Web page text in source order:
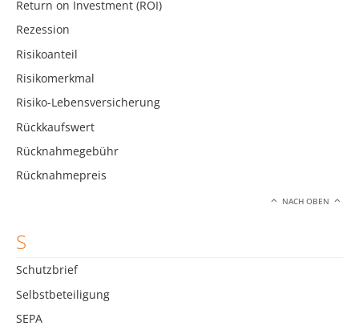
Return on Investment (ROI)
Rezession
Risikoanteil
Risikomerkmal
Risiko-Lebensversicherung
Rückkaufswert
Rücknahmegebühr
Rücknahmepreis
NACH OBEN
S
Schutzbrief
Selbstbeteiligung
SEPA